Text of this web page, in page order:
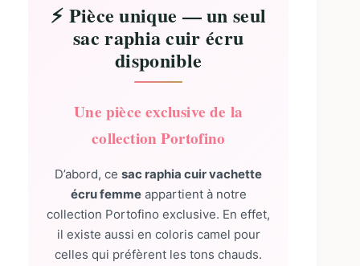
⚡ Pièce unique — un seul
sac raphia cuir écru
disponible
Une pièce exclusive de la
collection Portofino
D’abord, cesac raphia cuir vachette
écru femmeappartient à notre
collection Portofino exclusive. En effet,
il existe aussi en coloris camel pour
celles qui préfèrent les tons chauds.